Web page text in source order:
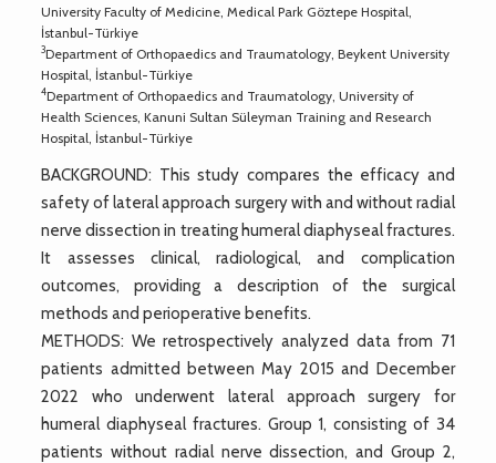
University Faculty of Medicine, Medical Park Göztepe Hospital,
İstanbul-Türkiye
3Department of Orthopaedics and Traumatology, Beykent University
Hospital, İstanbul-Türkiye
4Department of Orthopaedics and Traumatology, University of
Health Sciences, Kanuni Sultan Süleyman Training and Research
Hospital, İstanbul-Türkiye
BACKGROUND: This study compares the efficacy and
safety of lateral approach surgery with and without radial
nerve dissection in treating humeral diaphyseal fractures.
It assesses clinical, radiological, and complication
outcomes, providing a description of the surgical
methods and perioperative benefits.
METHODS: We retrospectively analyzed data from 71
patients admitted between May 2015 and December
2022 who underwent lateral approach surgery for
humeral diaphyseal fractures. Group 1, consisting of 34
patients without radial nerve dissection, and Group 2,